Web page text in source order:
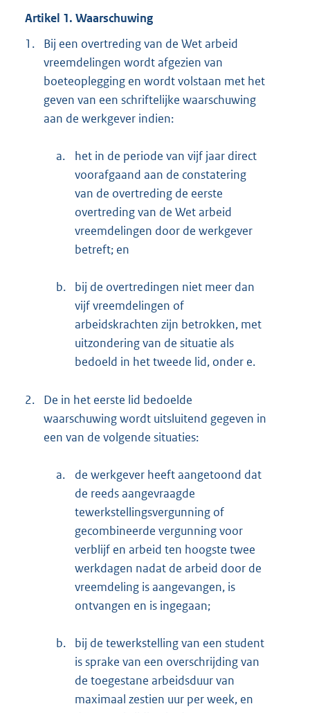
Artikel 1. Waarschuwing
1.
Bij een overtreding van de Wet arbeid
vreemdelingen wordt afgezien van
boeteoplegging en wordt volstaan met het
geven van een schriftelijke waarschuwing
aan de werkgever indien:
a.
het in de periode van vijf jaar direct
voorafgaand aan de constatering
van de overtreding de eerste
overtreding van de Wet arbeid
vreemdelingen door de werkgever
betreft; en
b.
bij de overtredingen niet meer dan
vijf vreemdelingen of
arbeidskrachten zijn betrokken, met
uitzondering van de situatie als
bedoeld in het tweede lid, onder e.
2.
De in het eerste lid bedoelde
waarschuwing wordt uitsluitend gegeven in
een van de volgende situaties:
a.
de werkgever heeft aangetoond dat
de reeds aangevraagde
tewerkstellingsvergunning of
gecombineerde vergunning voor
verblijf en arbeid ten hoogste twee
werkdagen nadat de arbeid door de
vreemdeling is aangevangen, is
ontvangen en is ingegaan;
b.
bij de tewerkstelling van een student
is sprake van een overschrijding van
de toegestane arbeidsduur van
maximaal zestien uur per week, en